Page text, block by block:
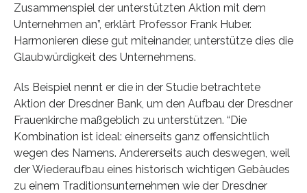
Zusammenspiel der unterstützten Aktion mit dem
Unternehmen an”, erklärt Professor Frank Huber.
Harmonieren diese gut miteinander, unterstütze dies die
Glaubwürdigkeit des Unternehmens.
Als Beispiel nennt er die in der Studie betrachtete
Aktion der Dresdner Bank, um den Aufbau der Dresdner
Frauenkirche maßgeblich zu unterstützen. “Die
Kombination ist ideal: einerseits ganz offensichtlich
wegen des Namens. Andererseits auch deswegen, weil
der Wiederaufbau eines historisch wichtigen Gebäudes
zu einem Traditionsunternehmen wie der Dresdner